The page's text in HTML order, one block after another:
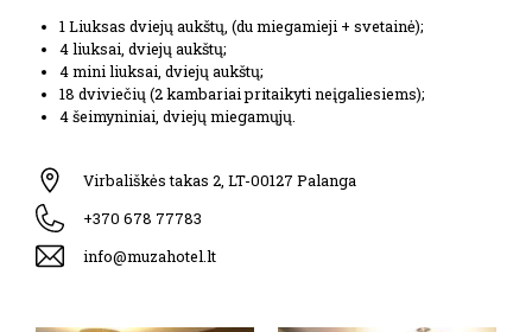
1 Liuksas dviejų aukštų, (du miegamieji + svetainė);
4 liuksai, dviejų aukštų;
4 mini liuksai, dviejų aukštų;
18 dviviečių (2 kambariai pritaikyti neįgaliesiems);
4 šeimyniniai, dviejų miegamųjų.
Virbališkės takas 2, LT-00127 Palanga
+370 678 77783
info@muzahotel.lt